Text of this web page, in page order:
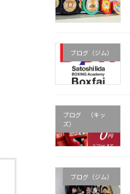
ブログ（ジム）
ブログ （キッ
ズ）
ブログ（ジム）